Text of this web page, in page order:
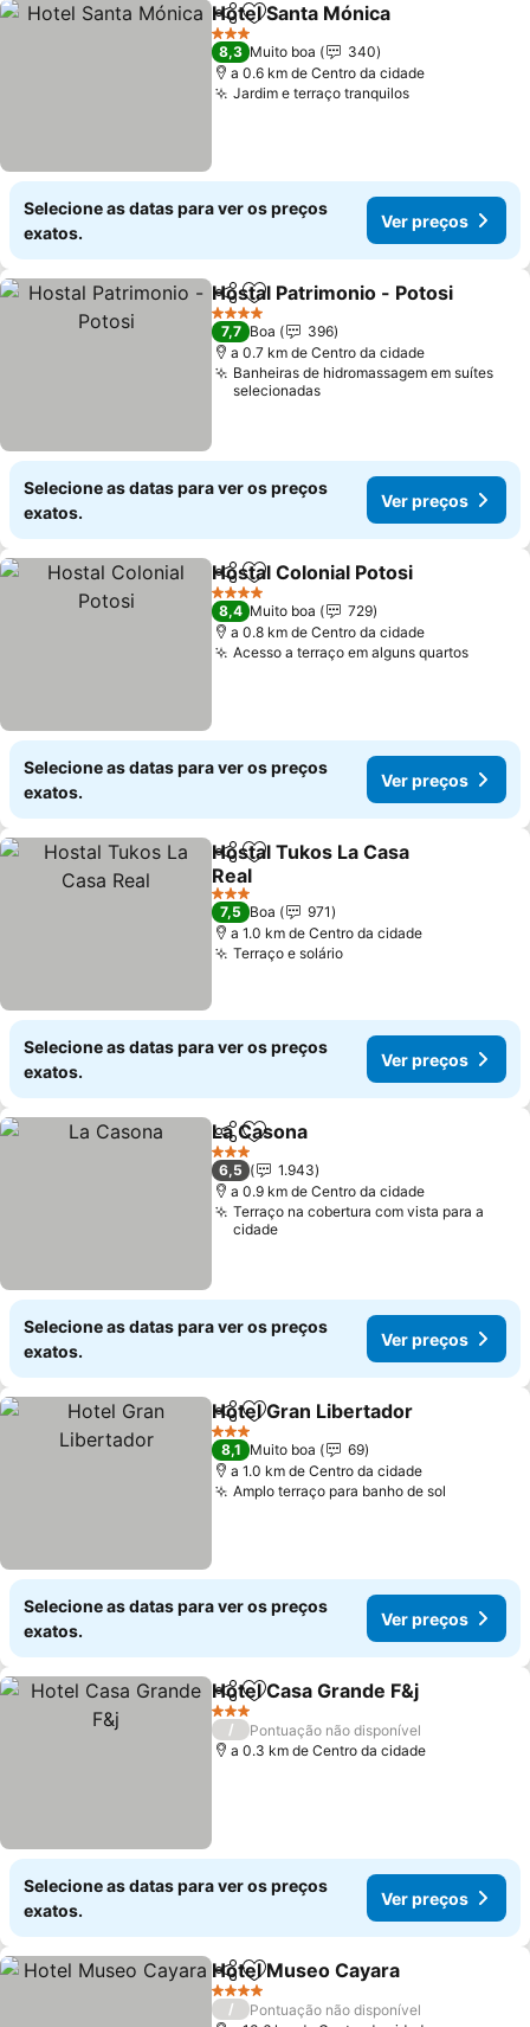
PartilharAdicionar aos favoritos
Hotel Santa Mónica
3 Estrelas
8,3 Muito boa
340
a 0.6 km de Centro da cidade
Jardim e terraço tranquilosVer preços
Selecione as datas para ver os preços
exatos.
Ver preços
PartilharAdicionar aos favoritos
Hostal Patrimonio - Potosi
4 Estrelas
7,7 Boa
396
a 0.7 km de Centro da cidade
Banheiras de hidromassagem em suítes
selecionadas
Selecione as datas para ver os preços
exatos.
Ver preços
PartilharAdicionar aos favoritos
Hostal Colonial Potosi
4 Estrelas
8,4 Muito boa
729
a 0.8 km de Centro da cidade
Acesso a terraço em alguns quartosVer
Selecione as datas para ver os preços
exatos.
Ver preços
PartilharAdicionar aos favoritos
Hostal Tukos La Casa
Real
Ver preços
3 Estrelas
7,5 Boa
971
a 1.0 km de Centro da cidade
Terraço e solárioVer preços
Selecione as datas para ver os preços
exatos.
Ver preços
PartilharAdicionar aos favoritos
La Casona
3 Estrelas
6,5
1.943
a 0.9 km de Centro da cidade
Terraço na cobertura com vista para a
cidade
Selecione as datas para ver os preços
exatos.
Ver preços
PartilharAdicionar aos favoritos
Hotel Gran Libertador
3 Estrelas
8,1 Muito boa
69
a 1.0 km de Centro da cidade
Amplo terraço para banho de sol
Selecione as datas para ver os preços
exatos.
Ver preços
PartilharAdicionar aos favoritos
Hotel Casa Grande F&j
3 Estrelas
/
Pontuação não disponível
a 0.3 km de Centro da cidade
Selecione as datas para ver os preços
exatos.
Ver preços
PartilharAdicionar aos favoritos
Hotel Museo Cayara
4 Estrelas
/
Pontuação não disponível